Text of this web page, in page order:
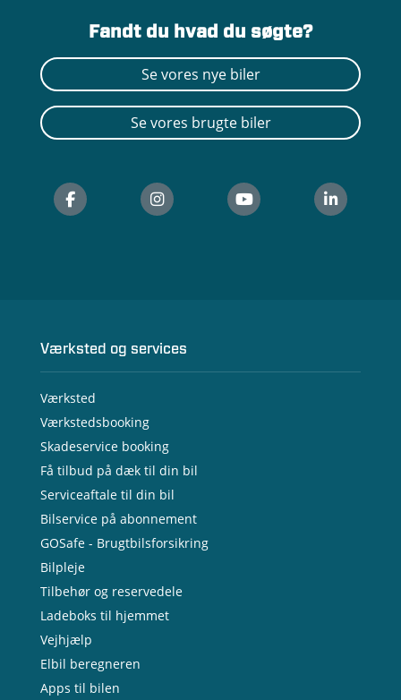
Fandt du hvad du søgte?
Se vores nye biler
Se vores brugte biler
Værksted og services
Værksted
Værkstedsbooking
Skadeservice booking
Få tilbud på dæk til din bil
Serviceaftale til din bil
Bilservice på abonnement
GOSafe - Brugtbilsforsikring
Bilpleje
Tilbehør og reservedele
Ladeboks til hjemmet
Vejhjælp
Elbil beregneren
Apps til bilen